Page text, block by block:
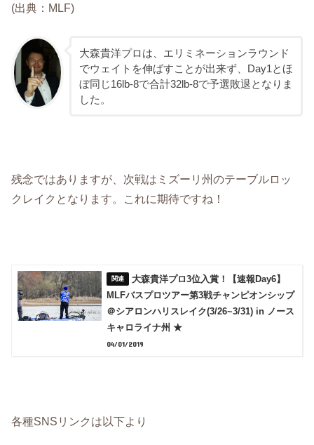
(出典：MLF)
大森貴洋プロは、エリミネーションラウンド
でウェイトを伸ばすことが出来ず、Day1とほ
ぼ同じ16lb-8で合計32lb-8で予選敗退となりま
した。
残念ではありますが、次戦はミズーリ州のテーブルロッ
クレイクとなります。これに期待ですね！
大森貴洋プロ3位入賞！【速報Day6】
MLFバスプロツアー第3戦チャンピオンシップ
＠シアロンハリスレイク(3/26~3/31) in ノース
キャロライナ州 ★
04/01/2019
各種SNSリンクは以下より